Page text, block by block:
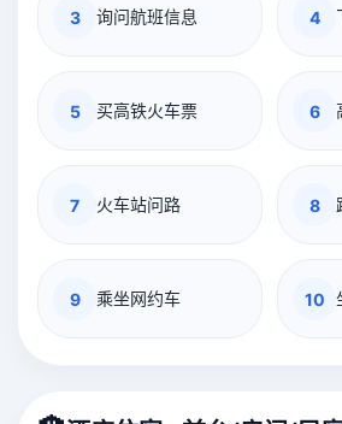
3 询问航班信息 4
5 买高铁火车票 6
7 火车站问路 8
9 乘坐网约车 10